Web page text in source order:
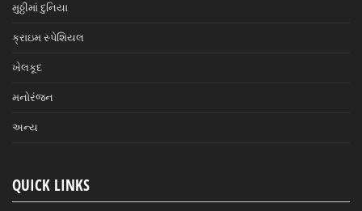
મુઠ્ઠીમાં દુનિયા
ક્રાઇમ સ્પેશિયલ
ખેલકૂદ
મનોરંજન
અન્ય
QUICK LINKS